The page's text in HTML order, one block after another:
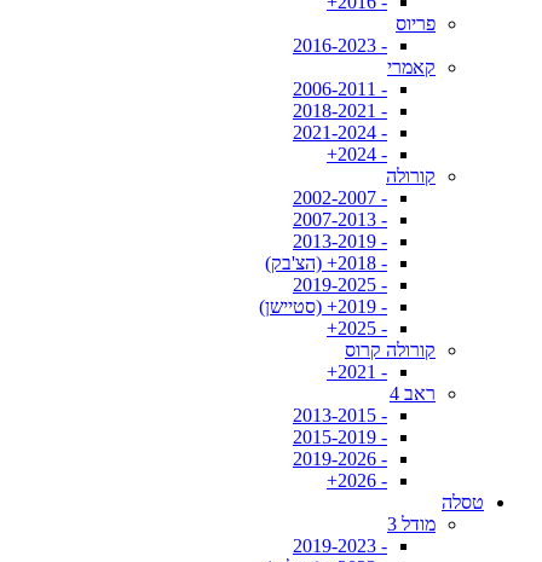
פריוס
- 2016-2023
קאמרי
- 2006-2011
- 2018-2021
- 2021-2024
- 2024+
קורולה
- 2002-2007
- 2007-2013
- 2013-2019
- 2018+ (הצ'בק)
- 2019-2025
- 2019+ (סטיישן)
- 2025+
קורולה קרוס
- 2021+
ראב 4
- 2013-2015
- 2015-2019
- 2019-2026
- 2026+
טסלה
מודל 3
- 2019-2023